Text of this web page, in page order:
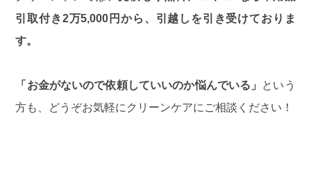
引取付き2万5,000円から、引越しを引き受けておりま
す。
「お金がないので依頼していいのか悩んでいる」 という
方も、どうぞお気軽にクリーンケアにご相談ください！